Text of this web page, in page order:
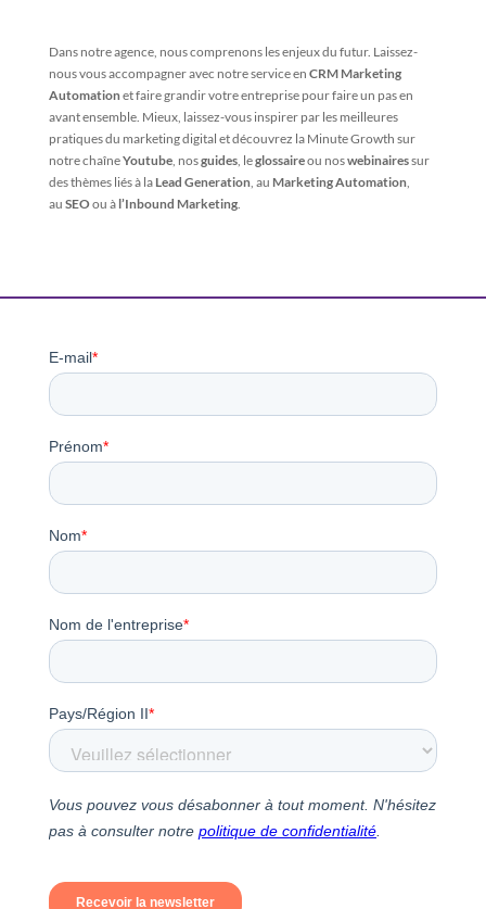
Dans notre agence, nous comprenons les enjeux du futur. Laissez-
nous vous accompagner avec notre service en CRM Marketing
Automationet faire grandir votre entreprise pour faire un pas en
avant ensemble. Mieux, laissez-vous inspirer par les meilleures
pratiques du marketing digital et découvrez la Minute Growth sur
notre chaîneYoutube, nosguides, leglossaireou noswebinairessur
des thèmes liés à la Lead Generation, au Marketing Automation,
au SEO ou à l’Inbound Marketing.